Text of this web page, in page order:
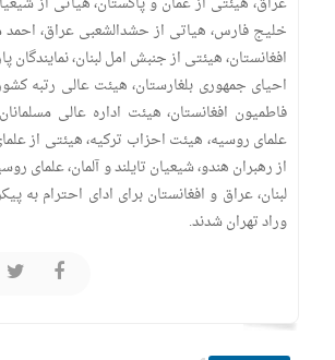
خلیج فارس، هیاتی از حشدالشعبی عراق،
افغانستان، هیئتی از جنبش امل لبنان،
احیای جمهوری بلغارستان، هیئت عالی رتبه
فاطمیون افغانستان، هیئت اداره عالی
علمای روسیه، هیئت احزاب ترکیه، هیئتی از
از رهبران هندو، شیعیان تایلند و آلمان، علمای
لبنان، عراق و افغانستان برای ادای احترام به
وراد تهران شدند.